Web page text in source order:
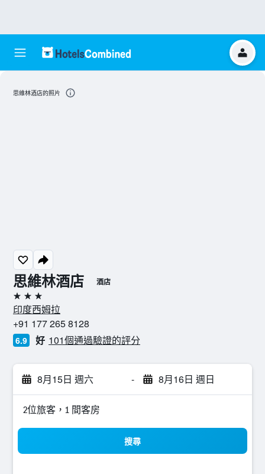
思維林酒店 酒店
3星級
印度西姆拉
+91 177 265 8128
6.9 好 101個通過驗證的評分
8月15日 週六 - 8月16日 週日
2位旅客，1 間客房
搜尋
思維林酒店的照片